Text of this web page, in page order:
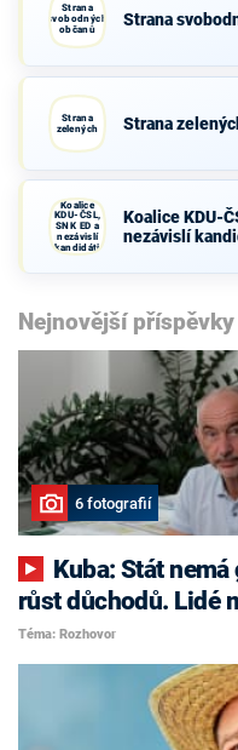
Strana
svobodných
občanů
Strana
Strana
zelených
Strana
Koalice
KDU-ČSL,
SNK ED a
nezávislí
kandidáti
Koalice KDU-
nezávislí
Nejnovější
6 fotografií
růst důchodů. Lidé
Téma: Rozhovor